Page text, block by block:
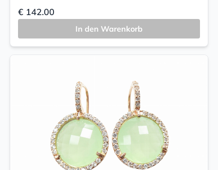
€ 142.00
In den Warenkorb